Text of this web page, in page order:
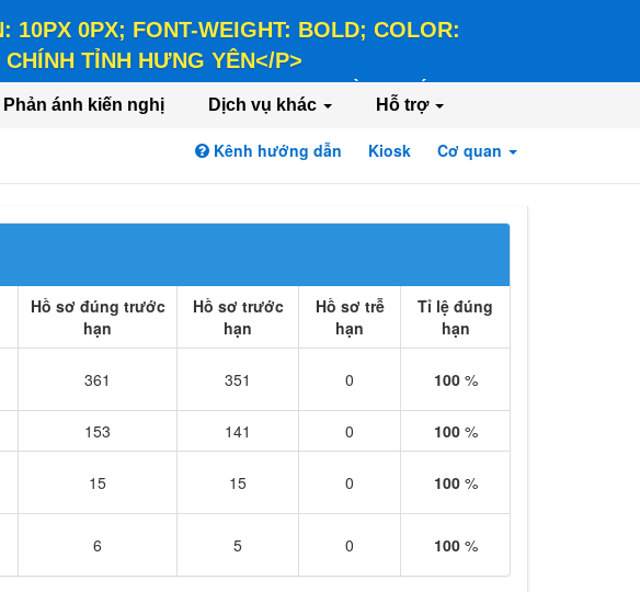
10PX 0PX; FONT-WEIGHT: BOLD; COLOR:
TỈNH HƯNG YÊN</P>
WEIGHT: BOLD; COLOR: #FFEE58;">HÀNH CHÍNH PHỤC
Phản ánh kiến nghị Dịch vụ khác Hỗ trợ
Kênh hướng dẫn Kiosk Cơ quan
Hồ sơ đúng trước
hạn
Hồ sơ trước
hạn
Hồ sơ trễ
hạn
Tỉ lệ đúng
hạn
361 351 0 100%
153 141 0 100%
15 15 0 100%
6 5 0 100%